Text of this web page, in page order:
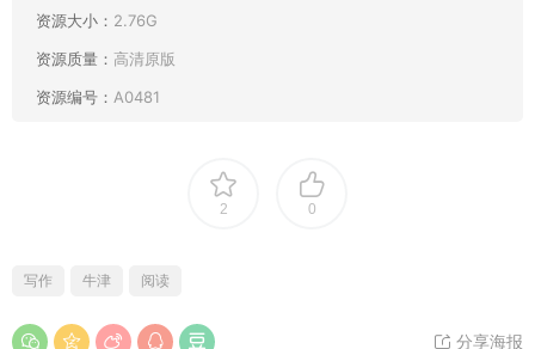
资源大小： 2.76G
资源质量： 高清原版
资源编号： A0481
2 0
写作 牛津 阅读
分享海报